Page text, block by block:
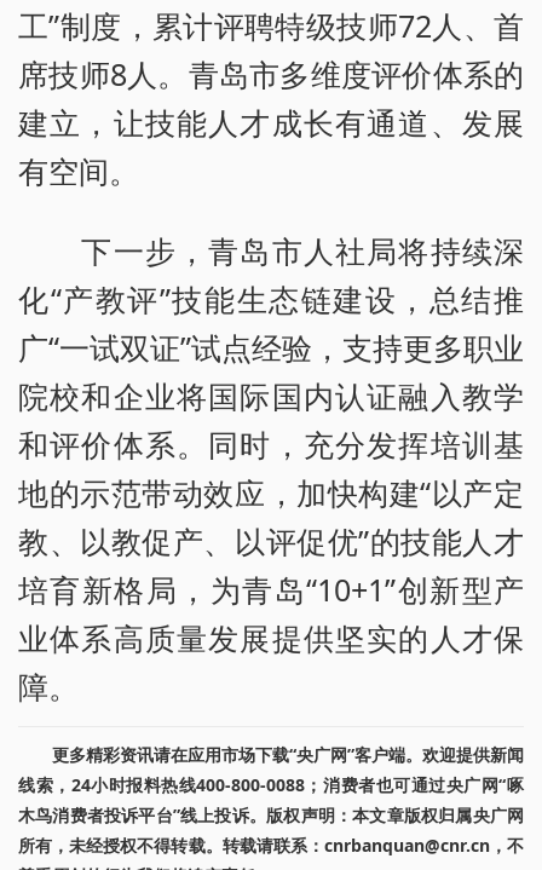
工”制度，累计评聘特级技师72人、首
席技师8人。青岛市多维度评价体系的
建立，让技能人才成长有通道、发展
有空间。
下一步，青岛市人社局将持续深
化“产教评”技能生态链建设，总结推
广“一试双证”试点经验，支持更多职业
院校和企业将国际国内认证融入教学
和评价体系。同时，充分发挥培训基
地的示范带动效应，加快构建“以产定
教、以教促产、以评促优”的技能人才
培育新格局，为青岛“10+1”创新型产
业体系高质量发展提供坚实的人才保
障。
更多精彩资讯请在应用市场下载“央广网”客户端。欢迎提供新闻
线索，24小时报料热线400-800-0088；消费者也可通过央广网“啄
木鸟消费者投诉平台”线上投诉。版权声明：本文章版权归属央广网
所有，未经授权不得转载。转载请联系：cnrbanquan@cnr.cn，不